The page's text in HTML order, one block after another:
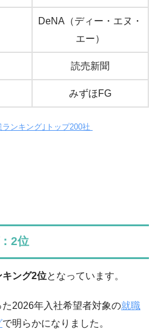
DeNA（ディー・エヌ・
エー）
読売新聞
みずほFG
ンキング｣トップ200社
2位
キング2位となっています。
2026年入社希望者対象の就職
で明らかになりました。